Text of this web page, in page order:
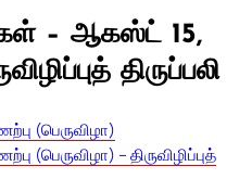
– ஆகஸ்ட் 15,
திருப்பலி
(பெருவிழா)
(பெருவிழா) – திருவிழிப்புத்